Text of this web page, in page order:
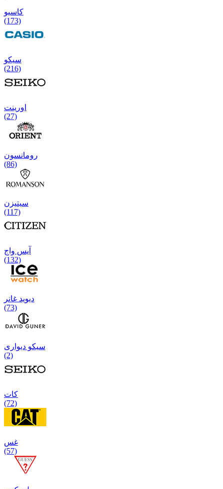
کاسیو
(173)
سیکو
(216)
اورینت
(27)
رومانسون
(86)
سیتیزن
(117)
آیس واج
(132)
دیوید غانر
(73)
سیکو دیواری
(2)
كات
(72)
غس
(57)